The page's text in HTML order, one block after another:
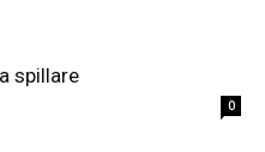
spillare
0